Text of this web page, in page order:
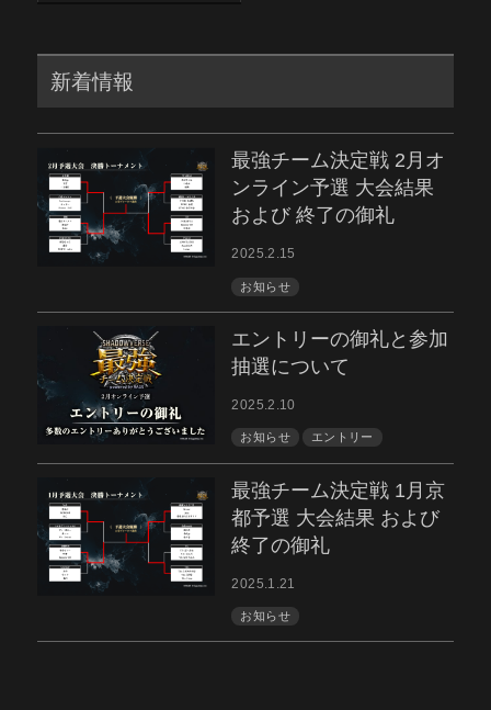
新着情報
最強チーム決定戦 2月オ
ンライン予選 大会結果
および 終了の御礼
2025.2.15
お知らせ
エントリーの御礼と参加
抽選について
2025.2.10
お知らせ エントリー
最強チーム決定戦 1月京
都予選 大会結果 および
終了の御礼
2025.1.21
お知らせ